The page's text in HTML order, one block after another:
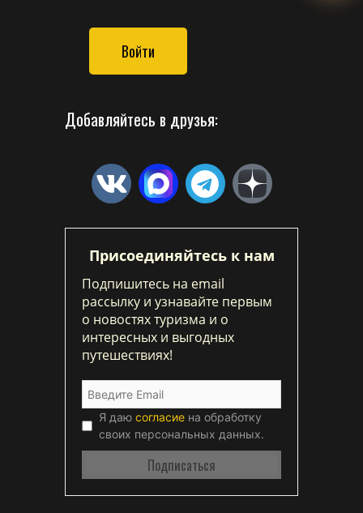
Войти
Добавляйтесь в друзья:
Присоединяйтесь к нам
Подпишитесь на email
рассылку и узнавайте первым
о новостях туризма и о
интересных и выгодных
путешествиях!
Я даю согласие на обработку
своих персональных данных.